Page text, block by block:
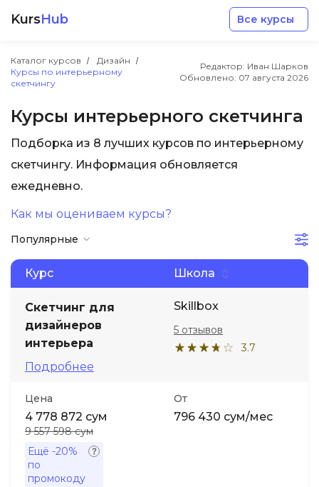
KursHub Все курсы
Каталог курсов
Дизайн
Курсы по интерьерному
скетчингу
Редактор: Иван Шарков
Обновлено: 07 августа 2026
Курсы интерьерного скетчинга
Подборка из 8 лучших курсов по интерьерному
скетчингу. Информация обновляется
ежедневно.
Как мы оцениваем курсы?
Популярные
Курс Школа
Скетчинг для
дизайнеров
интерьера
Подробнее
Skillbox
3.7
5 отзывов
Цена
4 778 872 сум
9 557 598 сум
Ещё -20%
по
промокоду
От
796 430 сум/мес
Разработка
Маркетинг
Дизайн
Аналитика
Менеджмент
Иностранные языки
Soft Skills
ДПО
Детям